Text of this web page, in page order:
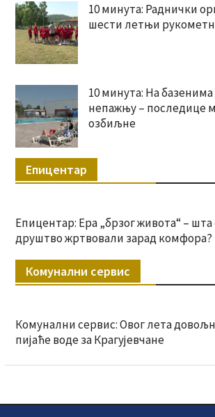
10 минута: Раднички
шести летњи
10 минута: На
непажњу – последице
озбиљне
Епицентар
Епицентар: Ера „брзог живота“ – шта
друштво жртвовали зарад комфора?
Комунални сервис
Комунални сервис: Овог лета
пијаће воде за Крагујевчане